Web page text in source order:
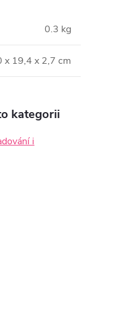
0.3 kg
x 19,4 x 2,7 cm
kategorii
i